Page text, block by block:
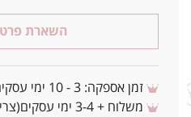
השארת
זמן אספקה: 3 - 10 ימי עסקים מאישור העסקה
משלוח + 3-4 ימי עסקים(צריכים לפני ? צרו איתנו קשר)